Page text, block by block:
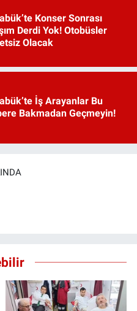
Konser Sonrası
Derdi Yok! Otobüsler
Olacak
İş Arayanlar Bu
Bakmadan Geçmeyin!